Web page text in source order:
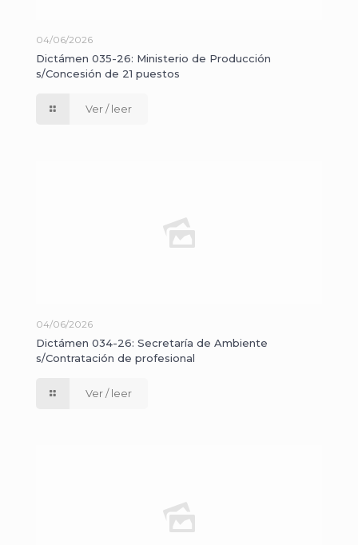
04/06/2026
Dictámen 035-26: Ministerio de Producción
s/Concesión de 21 puestos
Ver / leer
04/06/2026
Dictámen 034-26: Secretaría de Ambiente
s/Contratación de profesional
Ver / leer